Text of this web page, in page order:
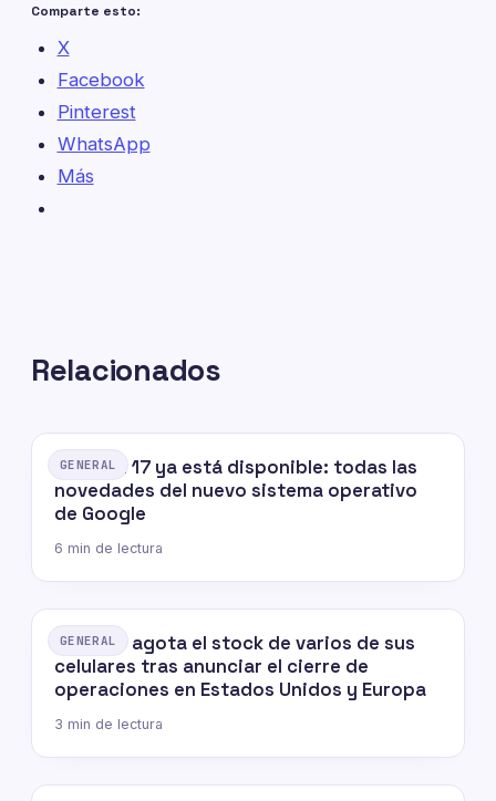
Comparte esto:
X
Facebook
Pinterest
WhatsApp
Más
Relacionados
GENERAL
Android 17 ya está disponible: todas las
novedades del nuevo sistema operativo
de Google
6 min de lectura
GENERAL
OnePlus agota el stock de varios de sus
celulares tras anunciar el cierre de
operaciones en Estados Unidos y Europa
3 min de lectura